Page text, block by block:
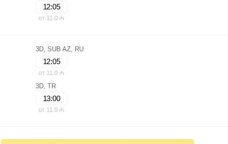
12:05
от 11.0 ₼
3D, SUB AZ, RU
12:05
от 11.0 ₼
3D, TR
13:00
от 11.0 ₼